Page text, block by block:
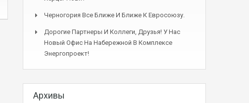
Черногория Все Ближе И Ближе К Евросоюзу.
Дорогие Партнеры И Коллеги, Друзья! У Нас
Новый Офис На Набережной В Комплексе
Энергопроект!
Архивы